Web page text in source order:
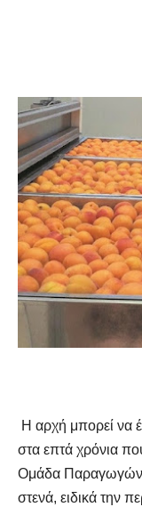
Η αρχή μπορεί να
στα επτά χρόνια
Ομάδα Παραγωγών,
στενά, ειδικά την